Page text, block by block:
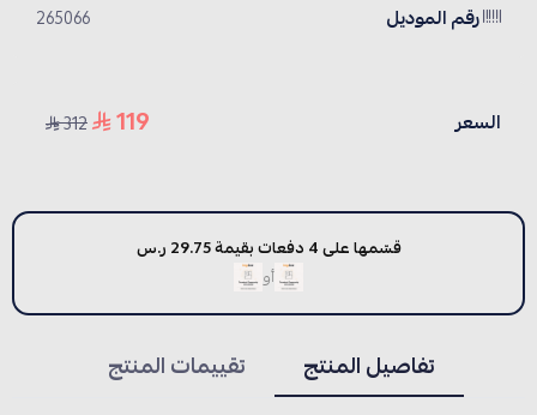
رقم الموديل 265066
السعر 119
312
قسّمها على 4 دفعات بقيمة 29.75 ر.س
أو
تفاصيل المنتج تقييمات المنتج